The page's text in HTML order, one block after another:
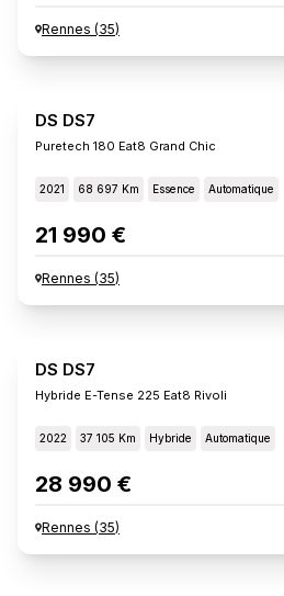
Rennes (35)
DS DS7
Puretech 180 Eat8 Grand Chic
2021 68 697 Km Essence Automatique
21 990 €
Rennes (35)
DS DS7
Hybride E-Tense 225 Eat8 Rivoli
2022 37 105 Km Hybride Automatique
28 990 €
Rennes (35)